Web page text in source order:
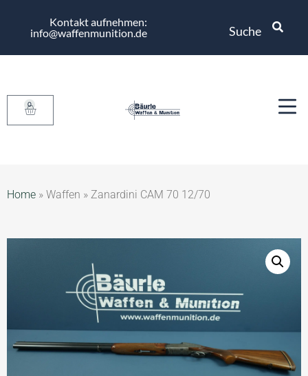
Kontakt aufnehmen:
info@waffenmunition.de
Suche
0
Home » Waffen » Zanardini CAM 70 12/70